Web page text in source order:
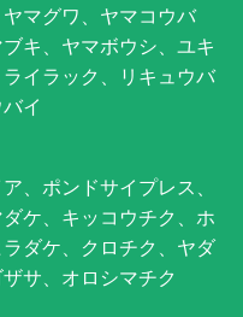
マグワ、ヤマコウバ
キ、ヤマボウシ、ユキ
イラック、リキュウバ
イ
、ポンドサイプレス、
ケ、キッコウチク、ホ
ダケ、クロチク、ヤダ
サ、オロシマチク